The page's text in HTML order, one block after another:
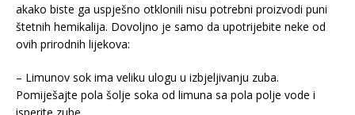
akako biste ga uspješno otklonili nisu potrebni proizvodi puni
štetnih hemikalija. Dovoljno je samo da upotrijebite neke od
ovih prirodnih lijekova:
– Limunov sok ima veliku ulogu u izbjeljivanju zuba.
Pomiješajte pola šolje soka od limuna sa pola polje vode i